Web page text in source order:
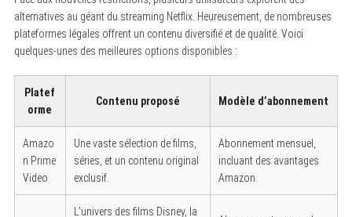
alternatives au géant du streaming Netflix. Heureusement, de nombreuses
plateformes légales offrent un contenu diversifié et de qualité. Voici
quelques-unes des meilleures options disponibles :
Platef
orme
Contenu proposé Modèle d’abonnement
Amazo
n Prime
Video
Une vaste sélection de films,
séries, et un contenu original
exclusif.
Abonnement mensuel,
incluant des avantages
Amazon.
L’univers des films Disney, la